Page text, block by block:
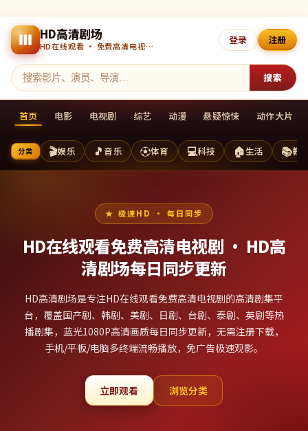
HD高清剧场
HD在线观看 · 免费高清电视剧 · 每日更新
搜索
登录 注册
首页 电影 电视剧 综艺 动漫 悬疑惊悚 动作大片
分类 🎬娱乐 🎵音乐 ⚽体育 💻科技 🏠生活 📚教
极速HD · 每日同步
HD在线观看免费高清电视剧 · HD高
清剧场每日同步更新
HD高清剧场是专注HD在线观看免费高清电视剧的高清剧集平
台，覆盖国产剧、韩剧、美剧、日剧、台剧、泰剧、英剧等热
播剧集，蓝光1080P高清画质每日同步更新，无需注册下载，
手机/平板/电脑多终端流畅播放，免广告极速观影。
立即观看 浏览分类